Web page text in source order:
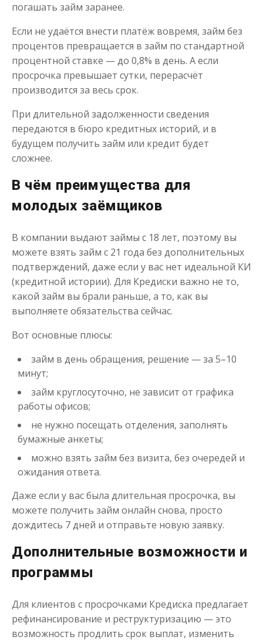
Деньги на карту
Сумма до50 000₽
до 30 дня
Одобрение с 18 лет
Сумма до
Займ в проверенной МФО
Сумма до50 000₽
Срок от 5до 30 дня
Получить
погашать займ заранее.
Если не удаётся внести платёж вовремя, займ без
процентов превращается в займ по стандартной
процентной ставке — до 0,8% в день. А если
просрочка превышает сутки, перерасчёт
производится за весь срок.
При длительной задолженности сведения
передаются в бюро кредитных историй, и в
будущем получить займ или кредит будет
сложнее.
В чём преимущества для
молодых заёмщиков
В компании выдают займы с 18 лет, поэтому вы
можете взять займ с 21 года без дополнительных
подтверждений, даже если у вас нет идеальной КИ
(кредитной истории). Для Кредиски важно не то,
какой займ вы брали раньше, а то, как вы
выполняете обязательства сейчас.
Вот основные плюсы:
займ в день обращения, решение — за 5–10
минут;
займ круглосуточно, не зависит от графика
работы офисов;
не нужно посещать отделения, заполнять
бумажные анкеты;
можно взять займ без визита, без очередей и
ожидания ответа.
Даже если у вас была длительная просрочка, вы
можете получить займ онлайн снова, просто
дождитесь 7 дней и отправьте новую заявку.
Дополнительные возможности и
программы
Для клиентов с просрочками Кредиска предлагает
рефинансирование и реструктуризацию — это
возможность продлить срок выплат, изменить